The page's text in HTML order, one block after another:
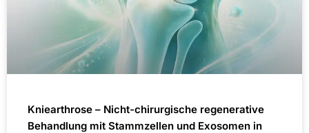
Kniearthrose – Nicht-chirurgische regenerative
Behandlung mit Stammzellen und Exosomen in